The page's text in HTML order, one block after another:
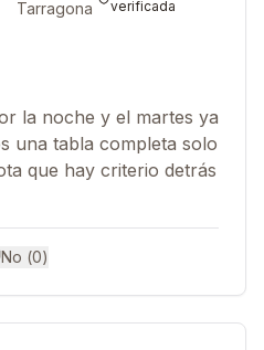
Tarragona
verificada
la noche y el martes ya
una tabla completa solo
que hay criterio detrás
No (0)